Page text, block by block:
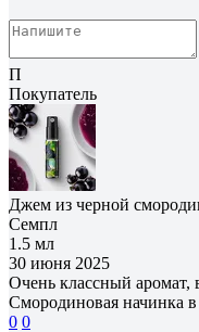
П
Покупатель
Джем из черной
Семпл
1.5 мл
30 июня 2025
Очень классный аромат,
Смородиновая начинка
0 0